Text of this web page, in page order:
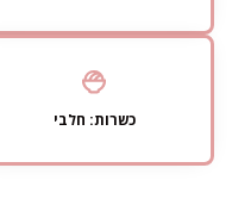
כשרות: חלבי